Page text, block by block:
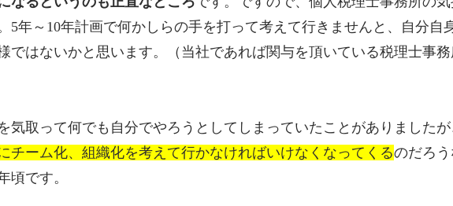
5年～10年計画で何かしらの手を打って考えて行きませんと、自分自
ではないかと思います。（当社であれば関与を頂いている税理士事
気取って何でも自分でやろうとしてしまっていたことがありました
チーム化、組織化を考えて行かなければいけなくなってくるのだろ
頃です。